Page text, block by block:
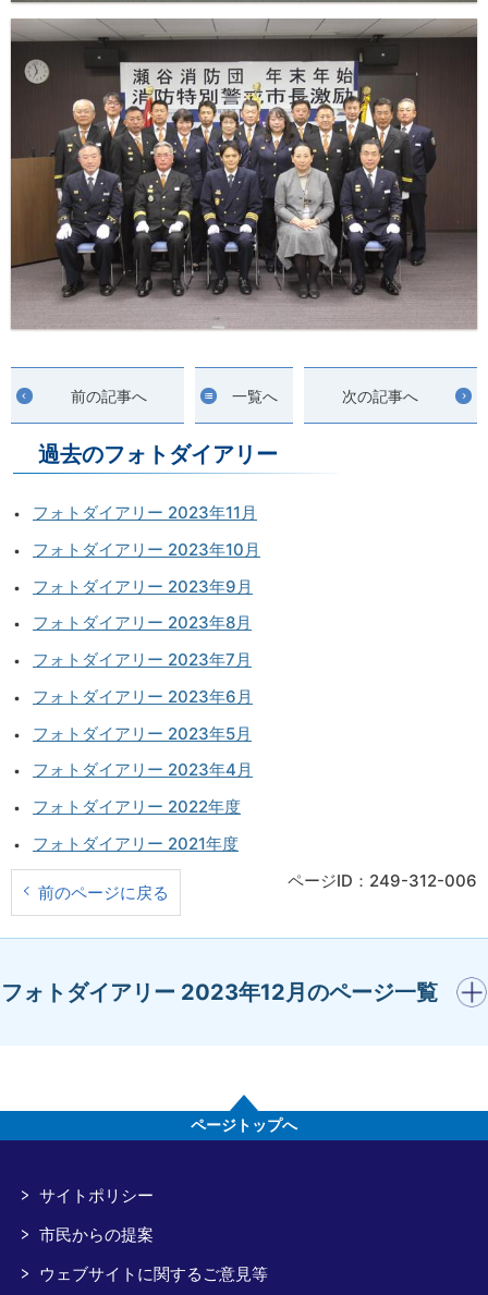
前の記事へ 一覧へ 次の記事へ
過去のフォトダイアリー
フォトダイアリー 2023年11月
フォトダイアリー 2023年10月
フォトダイアリー 2023年9月
フォトダイアリー 2023年8月
フォトダイアリー 2023年7月
フォトダイアリー 2023年6月
フォトダイアリー 2023年5月
フォトダイアリー 2023年4月
フォトダイアリー 2022年度
フォトダイアリー 2021年度
前のページに戻る
ページID：249-312-006
フォトダイアリー 2023年12月のページ一覧
開く
ページトップへ
サイトポリシー
市民からの提案
ウェブサイトに関するご意見等